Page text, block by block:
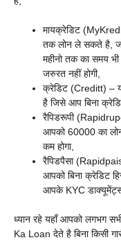
मायक्रेडिट
तक लोन ले सकते है,
महीनो तक का समय
जरुरत नहीं होगी,
क्रेडिट (Creditt) –
है जिसे आप बिना
रैपिडरूपी
आपको 60000 का
कम होगा,
रैपिडपैसा
आपको बिना क्रेडिट
आपके KYC
ध्यान रहे यहाँ आपको लगभग
Ka Loan देते है बिना किसी